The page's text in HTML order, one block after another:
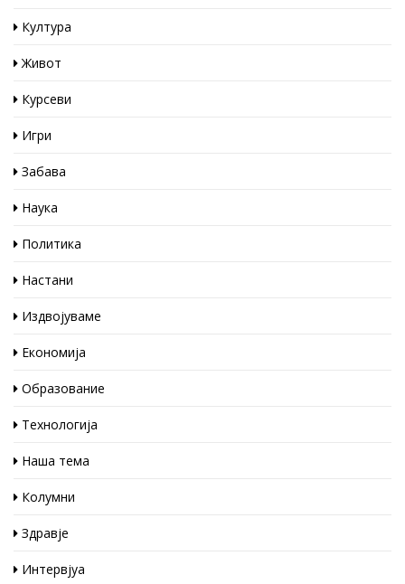
Култура
Живот
Курсеви
Игри
Забава
Наука
Политика
Настани
Издвојуваме
Економија
Образование
Технологија
Наша тема
Колумни
Здравје
Интервјуа